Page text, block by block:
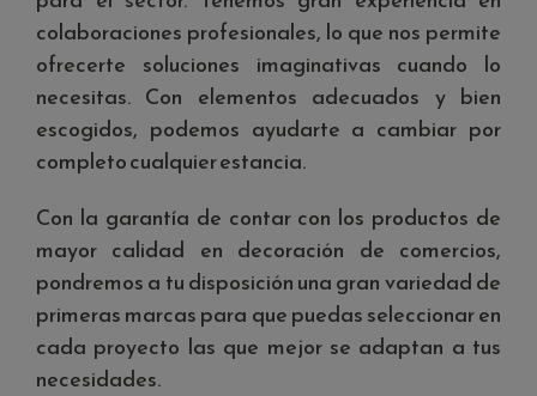
colaboraciones profesionales, lo que nos permite
ofrecerte soluciones imaginativas cuando lo
necesitas. Con elementos adecuados y bien
escogidos, podemos ayudarte a cambiar por
completo cualquier estancia.
Con la garantía de contar con los productos de
mayor calidad en decoración de comercios,
pondremos a tu disposición una gran variedad de
primeras marcas para que puedas seleccionar en
cada proyecto las que mejor se adaptan a tus
necesidades.